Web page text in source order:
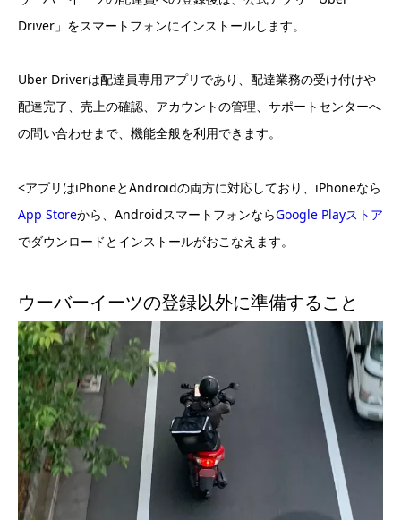
Driver」をスマートフォンにインストールします。
Uber Driverは配達員専用アプリであり、配達業務の受け付けや
配達完了、売上の確認、アカウントの管理、サポートセンターへ
の問い合わせまで、機能全般を利用できます。
<アプリはiPhoneとAndroidの両方に対応しており、iPhoneなら
App Storeから、AndroidスマートフォンならGoogle Playストア
でダウンロードとインストールがおこなえます。
ウーバーイーツの登録以外に準備すること